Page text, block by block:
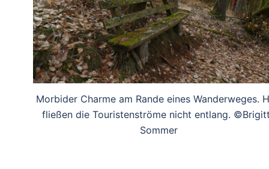
Morbider Charme am Rande eines Wanderweges.
fließen die Touristenströme nicht entlang.
Sommer